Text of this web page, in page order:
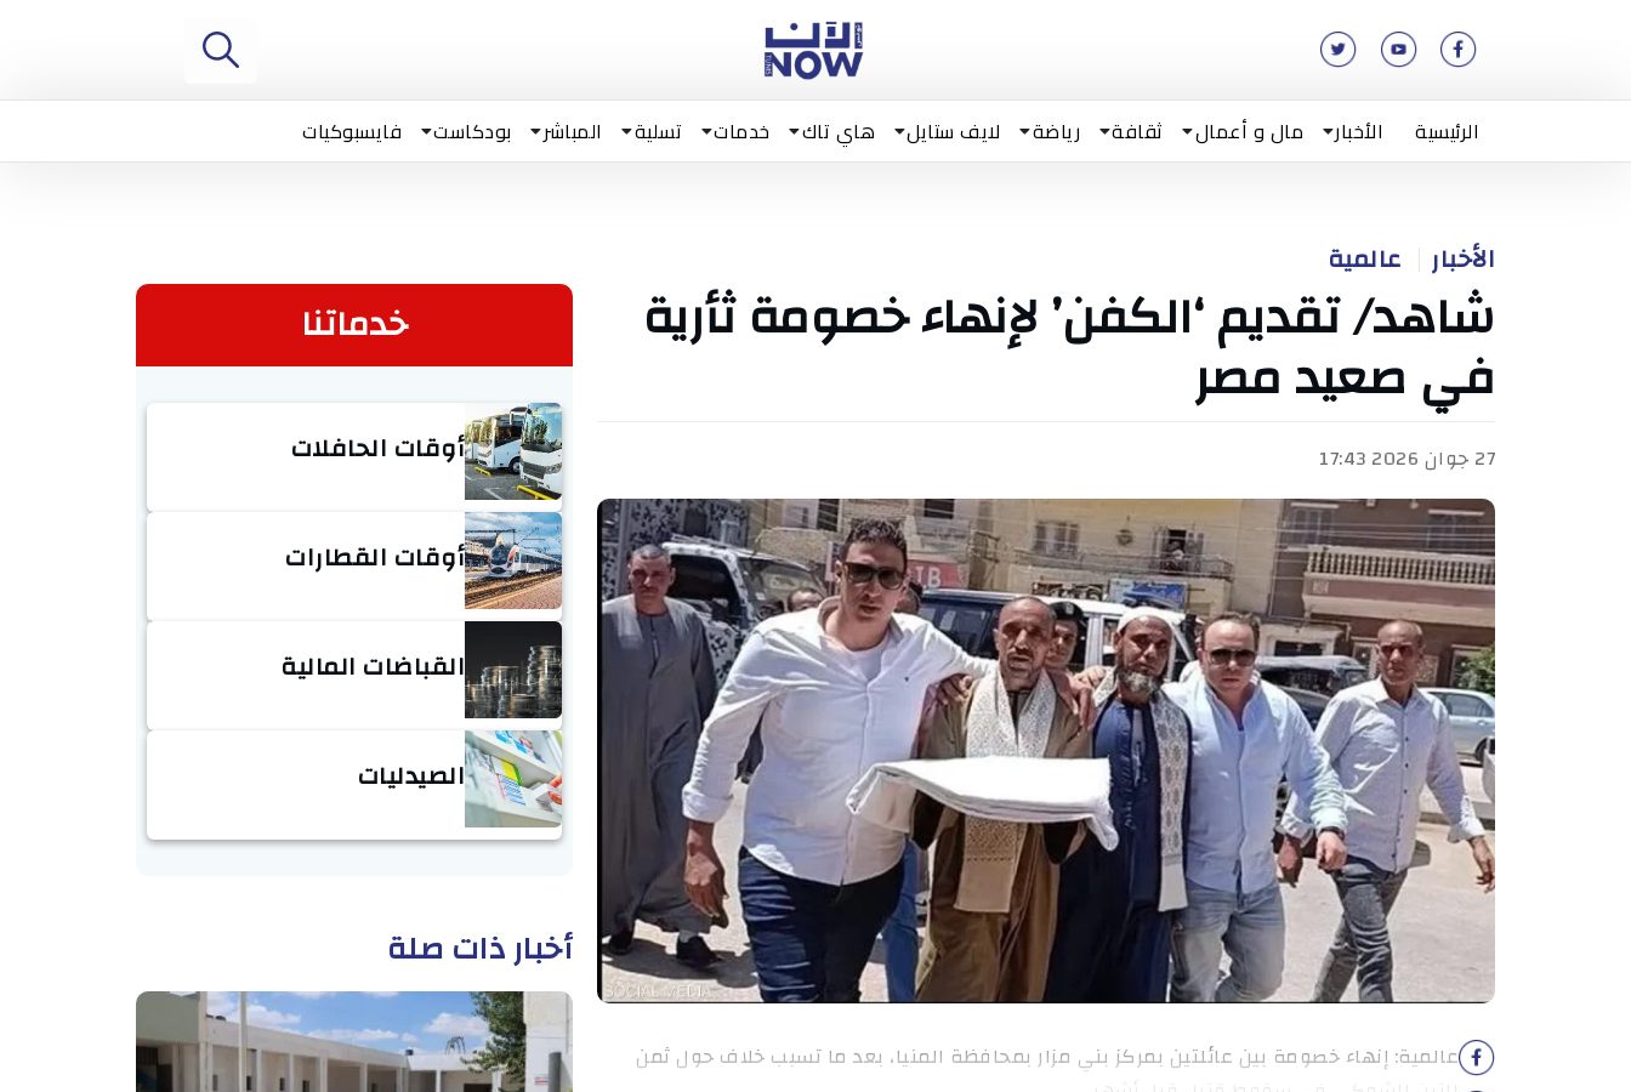
الرئيسية الأخبار مال و أعمال ثقافة رياضة لايف ستايل هاي تاك خدمات تسلية المباشر بودكاست فايسبوكيات
الأخبار عالمية
شاهد/ تقديم ‘الكفن’ لإنهاء خصومة ثأرية
في صعيد مصر
27 جوان 2026 17:43
عالمية: إنهاء خصومة بين عائلتين بمركز بني مزار بمحافظة المنيا، بعد ما تسبب خلاف حول ثمن
خدماتنا
أوقات الحافلات
أوقات القطارات
القباضات المالية
الصيدليات
أخبار ذات صلة